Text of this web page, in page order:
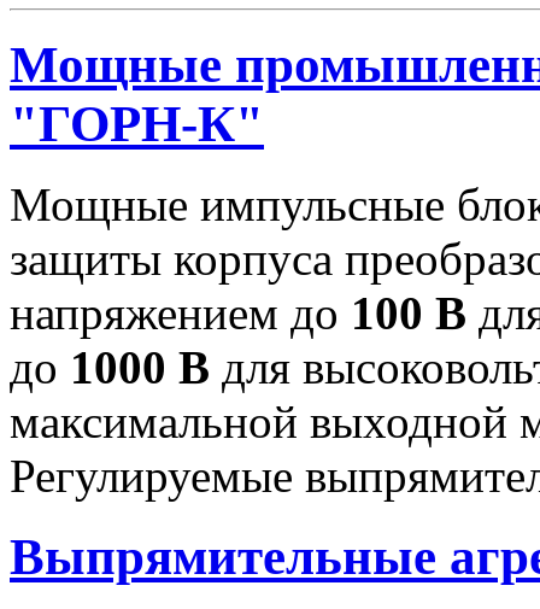
Мощные
"ГОРН-К"
Мощные импульсные
защиты корпуса
напряжением до 100 В
до 1000 В для
максимальной
Регулируемые
Выпрямительные